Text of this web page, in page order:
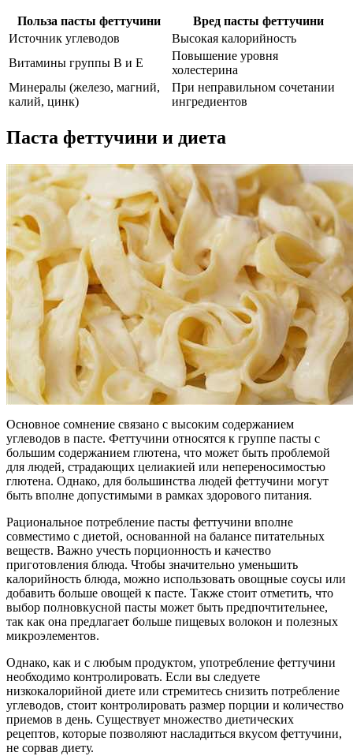
Польза пасты феттучини
Вред пасты феттучини
Источник углеводов
Высокая калорийность
Витамины группы В и Е
Повышение уровня
холестерина
Минералы (железо, магний,
калий, цинк)
При неправильном сочетании
ингредиентов
Паста феттучини и диета
Основное сомнение связано с высоким содержанием
углеводов в пасте. Феттучини относятся к группе пасты с
большим содержанием глютена, что может быть проблемой
для людей, страдающих целиакией или непереносимостью
глютена. Однако, для большинства людей феттучини могут
быть вполне допустимыми в рамках здорового питания.
Рациональное потребление пасты феттучини вполне
совместимо с диетой, основанной на балансе питательных
веществ. Важно учесть порционность и качество
приготовления блюда. Чтобы значительно уменьшить
калорийность блюда, можно использовать овощные соусы или
добавить больше овощей к пасте. Также стоит отметить, что
выбор полновкусной пасты может быть предпочтительнее,
так как она предлагает больше пищевых волокон и полезных
микроэлементов.
Однако, как и с любым продуктом, употребление феттучини
необходимо контролировать. Если вы следуете
низкокалорийной диете или стремитесь снизить потребление
углеводов, стоит контролировать размер порции и количество
приемов в день. Существует множество диетических
рецептов, которые позволяют насладиться вкусом феттучини,
не сорвав диету.